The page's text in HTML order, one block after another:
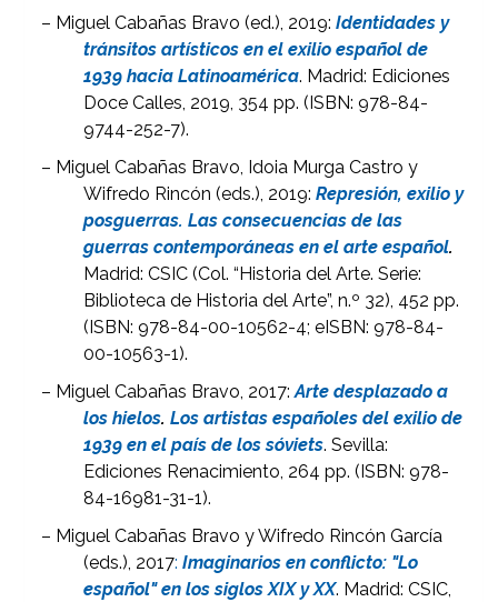
– Miguel Cabañas Bravo (ed.), 2019:Identidades y
tránsitos artísticos en el exilio español de
1939 hacia Latinoamérica. Madrid: Ediciones
Doce Calles, 2019, 354 pp. (ISBN: 978-84-
9744-252-7).
– Miguel Cabañas Bravo, Idoia Murga Castro y
Wifredo Rincón (eds.), 2019:Represión, exilio y
posguerras. Las consecuencias de las
guerras contemporáneas en el arte español.
Madrid: CSIC (Col. “Historia del Arte. Serie:
Biblioteca de Historia del Arte”, n.º 32), 452 pp.
(ISBN: 978-84-00-10562-4; eISBN: 978-84-
00-10563-1).
– Miguel Cabañas Bravo, 2017:Arte desplazado a
los hielos.Los artistas españoles del exilio de
1939 en el país de los sóviets. Sevilla:
Ediciones Renacimiento, 264 pp. (ISBN: 978-
84-16981-31-1).
– Miguel Cabañas Bravo y Wifredo Rincón García
(eds.), 2017:Imaginarios en conflicto: "Lo
español" en los siglos XIX y XX. Madrid: CSIC,